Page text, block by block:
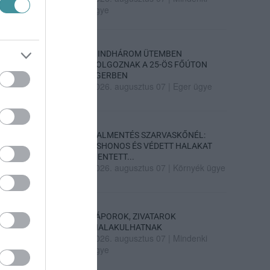
ügye
MINDHÁROM ÜTEMBEN
DOLGOZNAK A 25-ÖS FŐÚTON
EGERBEN
2026. augusztus 07 Eger ügye
HALMENTÉS SZARVASKŐNÉL:
ŐSHONOS ÉS VÉDETT HALAKAT
MENTETT...
2026. augusztus 07 Környék ügye
ZÁPOROK, ZIVATAROK
KIALAKULHATNAK
2026. augusztus 07
Mindenki
ügye